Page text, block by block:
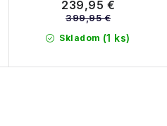
Skladom (1 ks)
239,95 €
399,95 €